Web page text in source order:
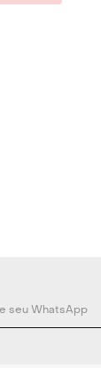
ombro,